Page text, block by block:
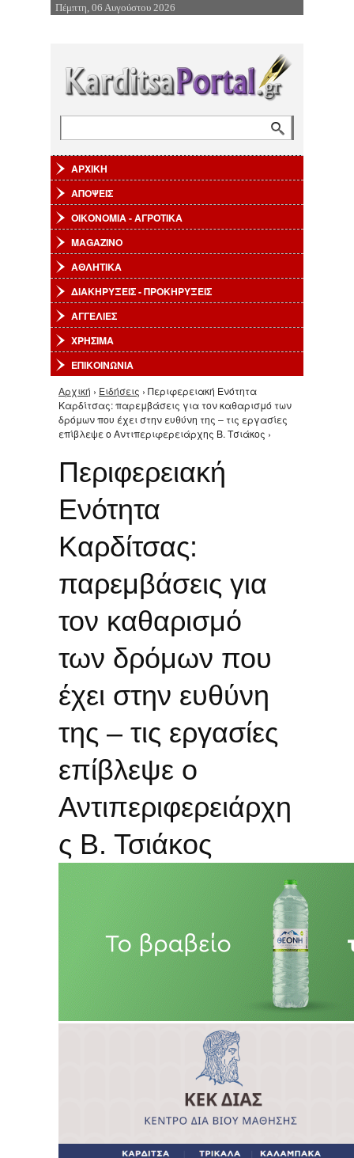
Επιστροφή στην Πλοήγηση
Πέμπτη, 06 Αυγούστου 2026
ΑΡΧΙΚΗ
ΑΠΟΨΕΙΣ
ΟΙΚΟΝΟΜΙΑ - ΑΓΡΟΤΙΚΑ
MAGAZINO
ΑΘΛΗΤΙΚΑ
ΔΙΑΚΗΡΥΞΕΙΣ - ΠΡΟΚΗΡΥΞΕΙΣ
ΑΓΓΕΛΙΕΣ
ΧΡΗΣΙΜΑ
ΕΠΙΚΟΙΝΩΝΙΑ
Είστε εδώ
Αρχική › Ειδήσεις › Περιφερειακή Ενότητα
Καρδίτσας: παρεμβάσεις για τον καθαρισμό των
δρόμων που έχει στην ευθύνη της – τις εργασίες
επίβλεψε ο Αντιπεριφερειάρχης Β. Τσιάκος ›
Περιφερειακή
Ενότητα
Καρδίτσας:
παρεμβάσεις για
τον καθαρισμό
των δρόμων που
έχει στην ευθύνη
της – τις εργασίες
επίβλεψε ο
Αντιπεριφερειάρχη
ς Β. Τσιάκος